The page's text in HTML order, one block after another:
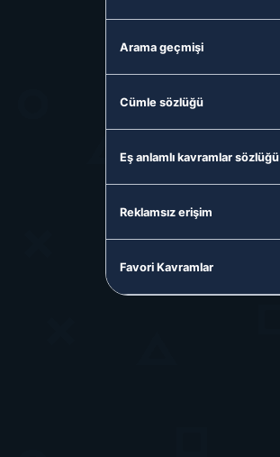
Arama geçmişi
Cümle sözlüğü
Eş anlamlı kavramlar sözlüğü
Reklamsız erişim
Favori Kavramlar